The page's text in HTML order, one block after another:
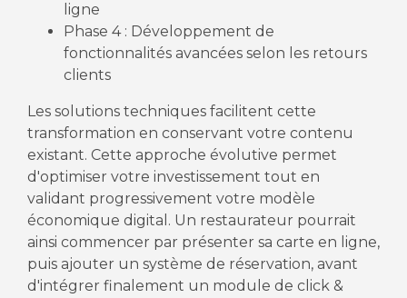
ligne
Phase 4 : Développement de
fonctionnalités avancées selon les retours
clients
Les solutions techniques facilitent cette
transformation en conservant votre contenu
existant. Cette approche évolutive permet
d'optimiser votre investissement tout en
validant progressivement votre modèle
économique digital. Un restaurateur pourrait
ainsi commencer par présenter sa carte en ligne,
puis ajouter un système de réservation, avant
d'intégrer finalement un module de click &